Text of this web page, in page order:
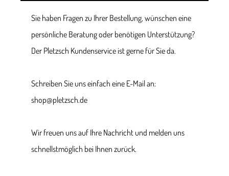
Sie haben Fragen zu Ihrer Bestellung, wünschen eine
persönliche Beratung oder benötigen Unterstützung?
Der Pletzsch Kundenservice ist gerne für Sie da.
Schreiben Sie uns einfach eine E-Mail an:
shop@pletzsch.de
Wir freuen uns auf Ihre Nachricht und melden uns
schnellstmöglich bei Ihnen zurück.